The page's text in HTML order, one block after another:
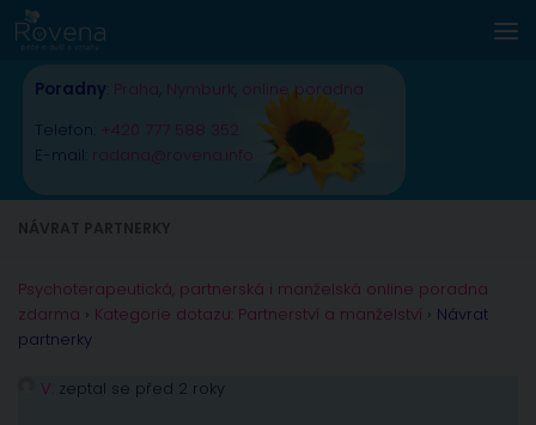
Skip to content
Poradny Praha Nymburk online poradna
Telefon: +420 777 588 352
E-mail: radana@rovena.info
Psychoterapeutická, partnerská i manželská online poradna
zdarma › Kategorie dotazu: Partnerství a manželství › Návrat
partnerky
V. zeptal se před 2 roky